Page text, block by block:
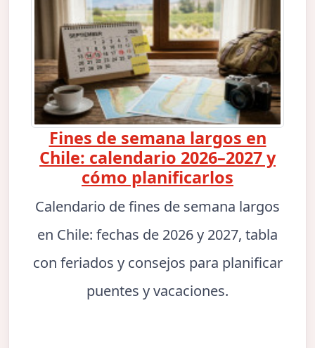
Fines de semana largos en
Chile: calendario 2026–2027 y
cómo planificarlos
Calendario de fines de semana largos
en Chile: fechas de 2026 y 2027, tabla
con feriados y consejos para planificar
puentes y vacaciones.